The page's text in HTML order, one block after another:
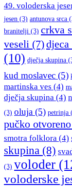
49. voloderska
jesen (3) antunova srca
branitelji (3) crkva
veseli (7)djeca
(10) dječja skupina
kud moslavec (5)
martinska ves (4)
dječja skupina (4)
(3) oluja (5) petrinja
pučko
smotra folklora (4)
skupina (8)
(3) voloder
voloderske